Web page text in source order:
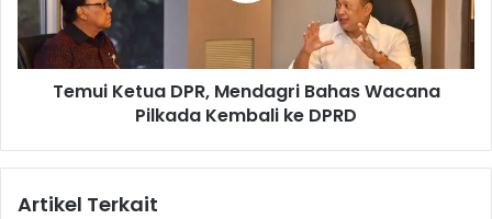
N
y
a
L
n
e
t
u
M
Temui Ketua DPR, Mendagri Bahas Wacana
Pilkada Kembali ke DPRD
Artikel Terkait